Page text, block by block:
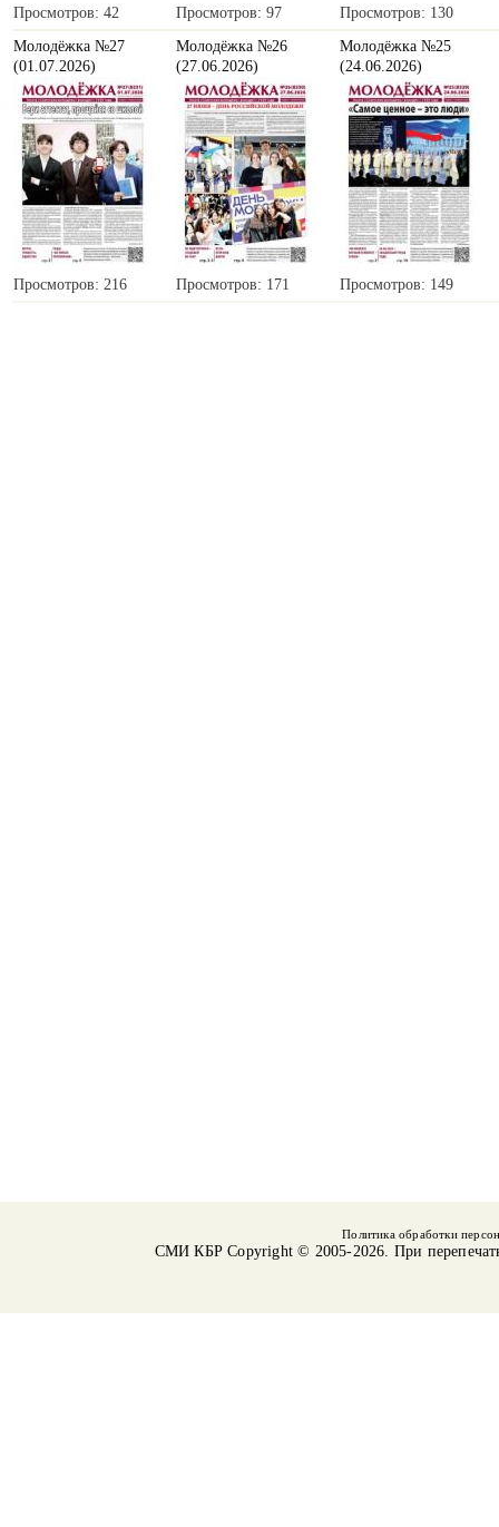
Просмотров: 42 Просмотров: 97
Просмотров: 130
Молодёжка №27
(01.07.2026)
Просмотров: 216
Молодёжка №26
(27.06.2026)
Просмотров: 171
Молодёжка №25
(24.06.2026)
Просмотров: 149
Политика обработки
СМИ КБРCopyright © 2005-2026. При